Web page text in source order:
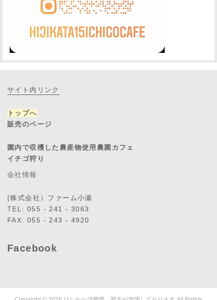
サイト内リンク
トップへ
販売のページ
園内で収穫した農産物使用農園カフェ
イチゴ狩り
会社情報
(株式会社）ファーム小瀬
TEL: 055 - 241 - 3063
FAX: 055 - 243 - 4920
Facebook